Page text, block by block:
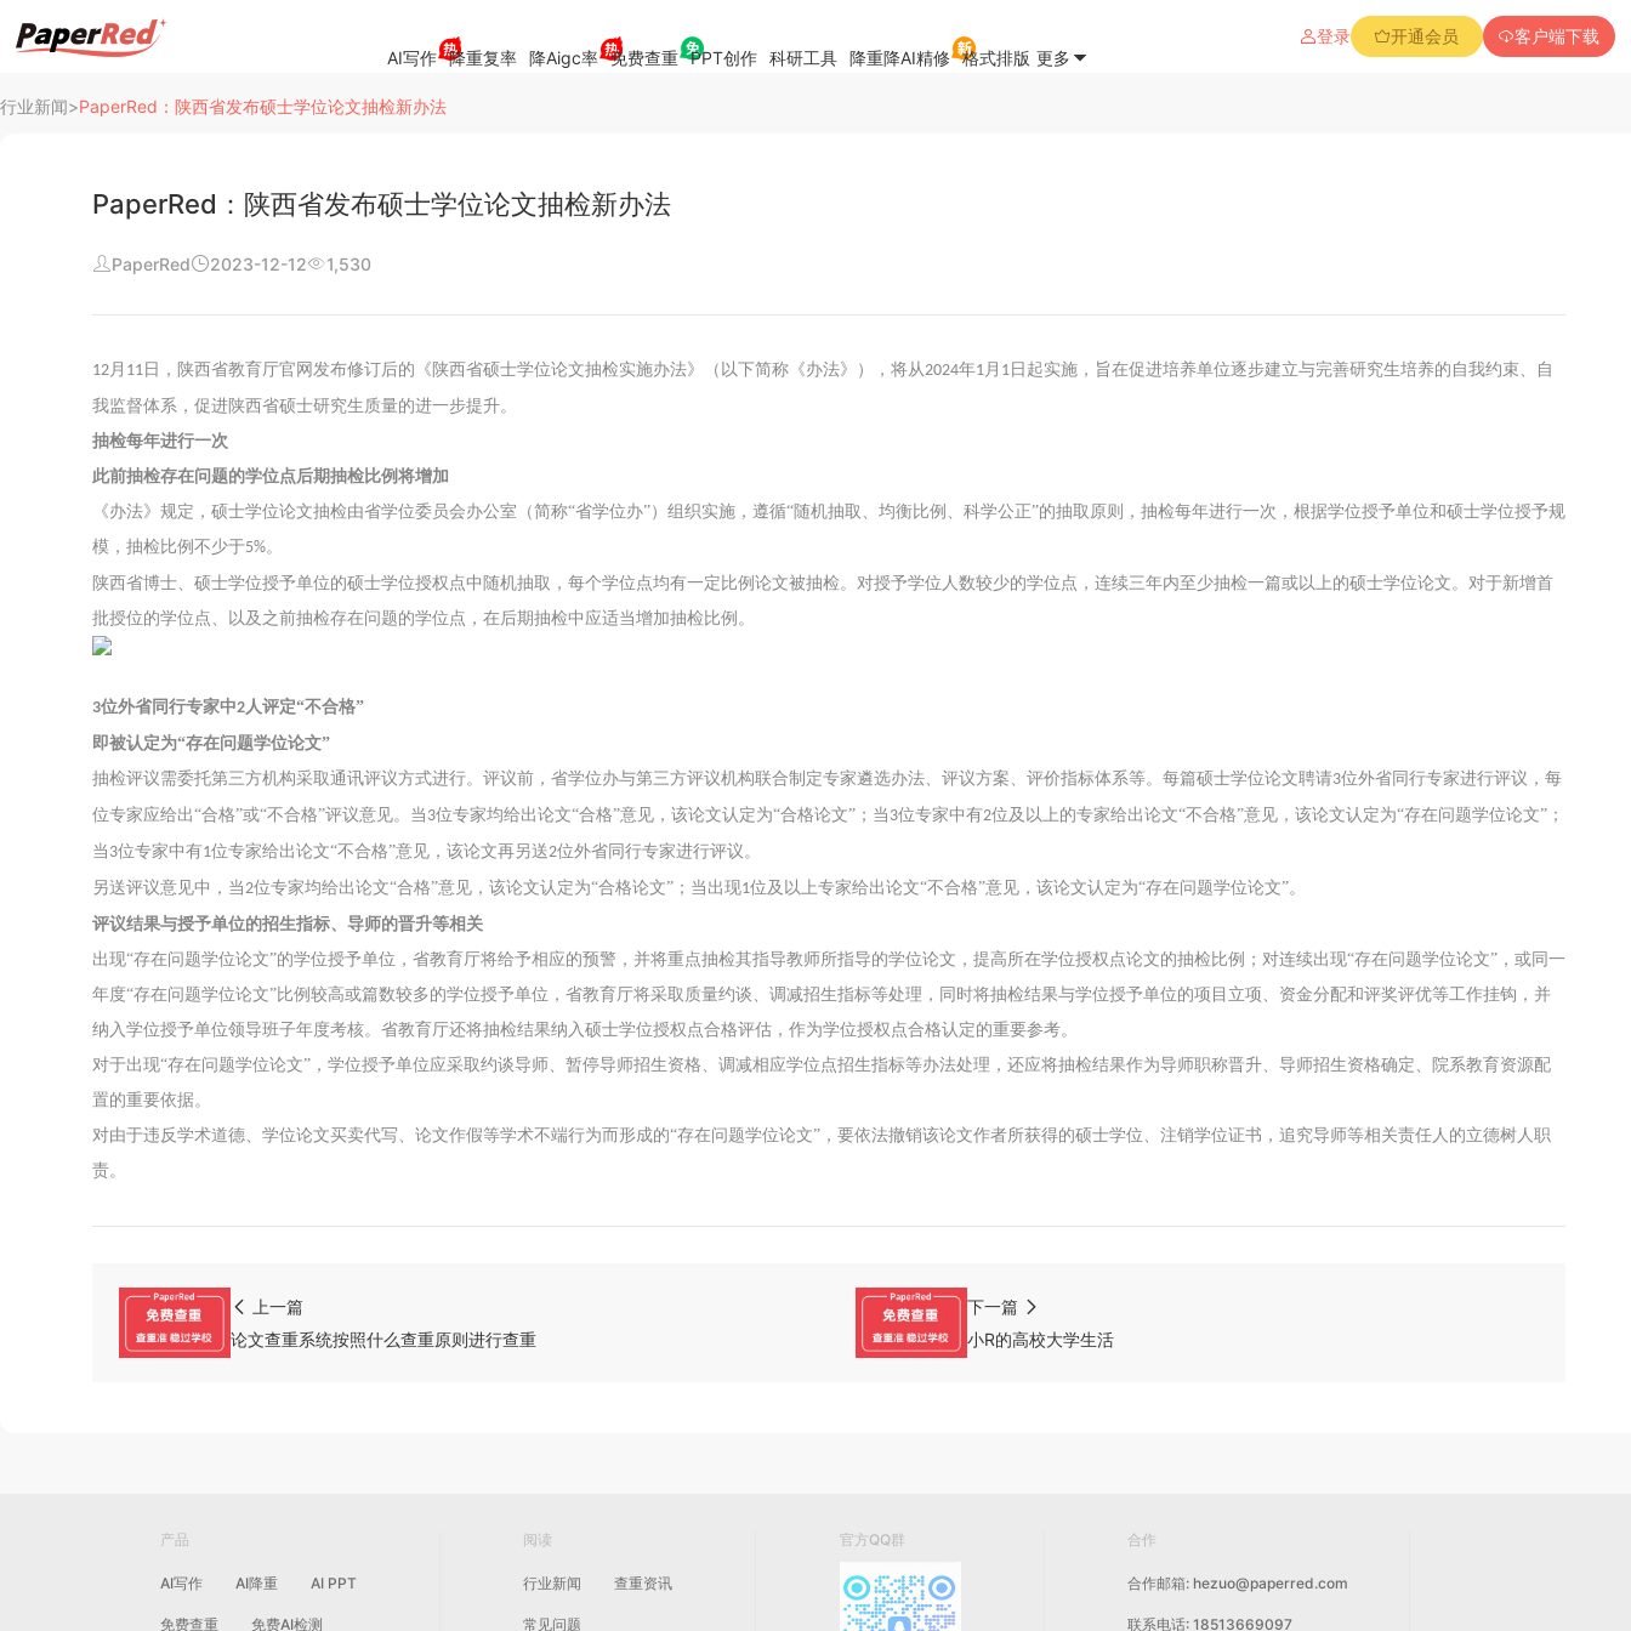
AI写作 降重复率 降Aigc率 免费查重 PPT创作 科研工具 降重降AI精修 格式排版 更多
登录 开通会员 客户端下载
阅读
行业新闻
公司介绍
关于我们
声明
用户协议
免责声明
隐私声明
侵权处理
验证真伪
行业新闻>PaperRed：陕西省发布硕士学位论文抽检新办法
PaperRed：陕西省发布硕士学位论文抽检新办法
PaperRed 2023-12-12 1,530
12月 11 日，陕西省教育厅官网发布修订后的《陕西省硕士学位论文抽检实施办法》（以下简称《办法》），将从2024年1月 1 日起实施，旨在促进培养单位逐步建立与完善研究生培养的自我约束、自
我监督体系，促进陕西省硕士研究生质量的进一步提升。
抽检每年进行一次
此前抽检存在问题的学位点后期抽检比例将增加
《办法》规定，硕士学位论文抽检由省学位委员会办公室（简称“省学位办”）组织实施，遵循“随机抽取、均衡比例、科学公正”的抽取原则，抽检每年进行一次，根据学位授予单位和硕士学位授予规
模，抽检比例不少于5%。
陕西省博士、硕士学位授予单位的硕士学位授权点中随机抽取，每个学位点均有一定比例论文被抽检。对授予学位人数较少的学位点，连续三年内至少抽检一篇或以上的硕士学位论文。对于新增首
批授位的学位点、以及之前抽检存在问题的学位点，在后期抽检中应适当增加抽检比例。
3位外省同行专家中2人评定“不合格”
即被认定为“存在问题学位论文”
抽检评议需委托第三方机构采取通讯评议方式进行。评议前，省学位办与第三方评议机构联合制定专家遴选办法、评议方案、评价指标体系等。每篇硕士学位论文聘请3位外省同行专家进行评议，每
位专家应给出“合格”或“不合格”评议意见。当 3位专家均给出论文“合格”意见，该论文认定为“合格论文”；当 3位专家中有2位及以上的专家给出论文“不合格”意见，该论文认定为“存在问题学位论文”；
当 3位专家中有1位专家给出论文“不合格”意见，该论文再另送2位外省同行专家进行评议。
另送评议意见中，当2位专家均给出论文“合格”意见，该论文认定为“合格论文”；当出现1位及以上专家给出论文“不合格”意见，该论文认定为“存在问题学位论文”。
评议结果与授予单位的招生指标、导师的晋升等相关
出现“存在问题学位论文”的学位授予单位，省教育厅将给予相应的预警，并将重点抽检其指导教师所指导的学位论文，提高所在学位授权点论文的抽检比例；对连续出现“存在问题学位论文”，或同一
年度“存在问题学位论文”比例较高或篇数较多的学位授予单位，省教育厅将采取质量约谈、调减招生指标等处理，同时将抽检结果与学位授予单位的项目立项、资金分配和评奖评优等工作挂钩，并
纳入学位授予单位领导班子年度考核。省教育厅还将抽检结果纳入硕士学位授权点合格评估，作为学位授权点合格认定的重要参考。
对于出现“存在问题学位论文”，学位授予单位应采取约谈导师、暂停导师招生资格、调减相应学位点招生指标等办法处理，还应将抽检结果作为导师职称晋升、导师招生资格确定、院系教育资源配
置的重要依据。
对由于违反学术道德、学位论文买卖代写、论文作假等学术不端行为而形成的“存在问题学位论文”，要依法撤销该论文作者所获得的硕士学位、注销学位证书，追究导师等相关责任人的立德树人职
责。
上一篇
论文查重系统按照什么查重原则进行查重
下一篇
小R的高校大学生活
产品
AI写作 AI降重 AI PPT
免费查重 免费AI检测
阅读
行业新闻 查重资讯
常见问题
官方QQ群 合作
合作邮箱: hezuo@paperred.com
联系电话: 18513669097